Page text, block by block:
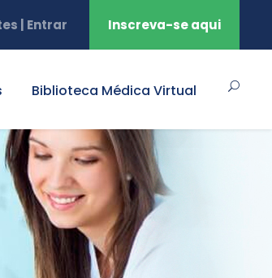
| Entrar Inscreva-se aqui
Biblioteca Médica Virtual